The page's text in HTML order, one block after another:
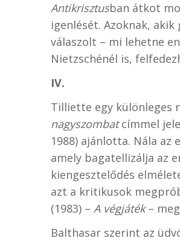
Antikrisztusban átkot
igenlését. Azoknak,
válaszolt – mi lehetne
Nietzschénél is,
IV.
Tilliette egy különleges
nagyszombatcímmel
1988) ajánlotta. Nála az
amely bagatellizálja az
kiengesztelődés
azt a kritikusok
(1983) – A végjáték–
Balthasar szerint az